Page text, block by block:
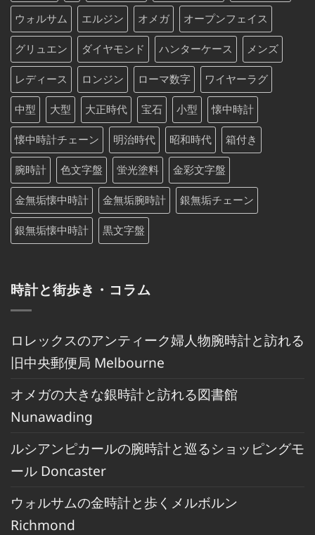
ウォルサム エルジン オメガ オープンフェイス
グリュエン ダイヤモンド ハンターケース メンズ
レディース ロンジン ローマ数字 ワイヤーラグ
中型 大型 大正時代 宝石 小型 懐中時計
懐中時計チェーン 明治時代 昭和時代 箱付き
腕時計 色文字盤 蛍光塗料 金彩文字盤
金無垢懐中時計 金無垢腕時計 銀無垢チェーン
銀無垢懐中時計 黒文字盤
時計と街歩き・コラム
ロレックスのアンティーク婦人物腕時計と訪れる
旧中央郵便局 Melbourne
オメガの大きな銀時計と訪れる図書館
Nunawading
ルシアンピカールの腕時計と巡るショッピングモ
ール Doncaster
ウォルサムの金時計と歩くメルボルン
Richmond